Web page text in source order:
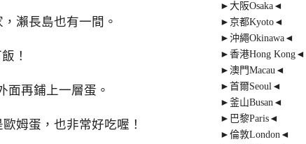
瀨長島也有一間。
！
面再鋪上一層蛋。
姆蛋，也非常好吃喔！
►大阪Osaka◄
►京都Kyoto◄
►沖繩Okinawa◄
►香港Hong Kong◄
►澳門Macau◄
►首爾Seoul◄
►釜山Busan◄
►巴黎Paris◄
►倫敦London◄